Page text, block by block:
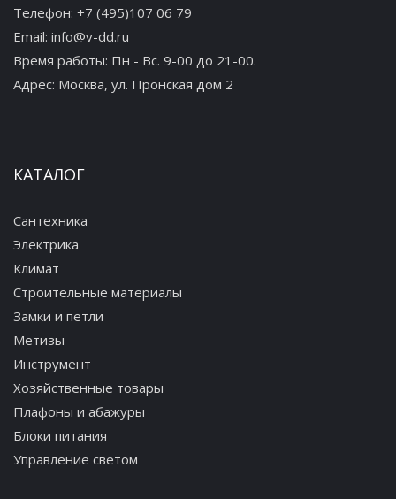
Телефон: +7 (495)107 06 79
Email: info@v-dd.ru
Время работы: Пн - Вс. 9-00 до 21-00.
Адрес: Москва, ул. Пронская дом 2
КАТАЛОГ
Сантехника
Электрика
Климат
Строительные материалы
Замки и петли
Метизы
Инструмент
Хозяйственные товары
Плафоны и абажуры
Блоки питания
Управление светом